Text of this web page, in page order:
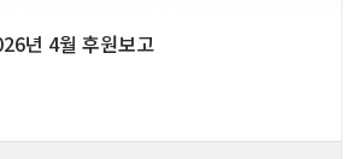
년 4월 후원보고